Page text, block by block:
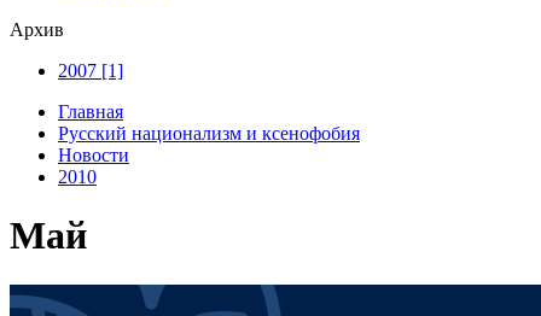
Архив
2007 [1]
Главная
Русский национализм и ксенофобия
Новости
2010
Май